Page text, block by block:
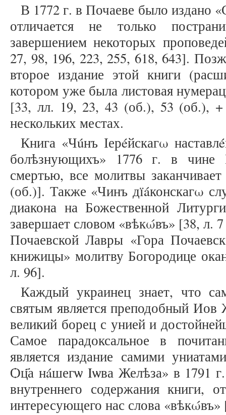
В 1772 г. в Почаеве было издано
отличается не только
завершением некоторых
27, 98, 196, 223, 255, 618, 643].
второе издание этой книги
котором уже была листовая
[33, лл. 19, 23, 43 (об.), 53 (об.),
нескольких местах.
Книга «Чúнъ Іерéйскагω
болѣзнующихъ» 1776 г. в чине
смертью, все молитвы
(об.)]. Также «Чинъ дїáконскагω
диакона на Божественной
завершает словом «вѣкώвъ» [38, л.
Почаевской Лавры «Гора
книжицы» молитву Богородице
л. 96].
Каждый украинец знает, что
святым является преподобный
великий борец с унией и
Самое парадоксальное в
является издание самими
Ѻц҃а нáшегѡ Iѡва Желѣза» в 1791
внутреннего содержания книги,
интересующего нас слова